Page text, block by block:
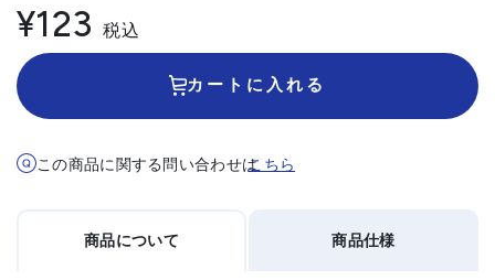
¥123 税込
カートに入れる
この商品に関する問い合わせはこちら
商品について 商品仕様